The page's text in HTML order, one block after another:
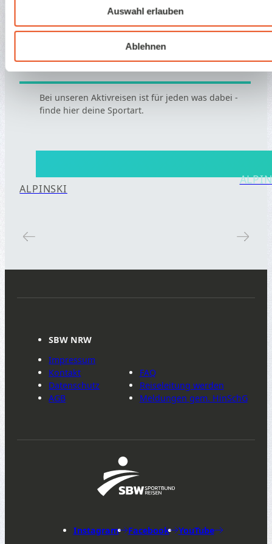
Auswahl erlauben
Ablehnen
SPORTART
Bei unseren Aktivreisen ist für jeden was dabei -
finde hier deine Sportart.
ALPINSKI
SBW NRW
Impressum
Kontakt
Datenschutz
AGB
FAQ
Reiseleitung werden
Meldungen gem. HinSchG
Instagram Facebook YouTube